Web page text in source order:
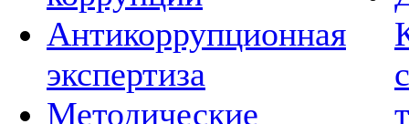
Антикоррупционная
экспертиза
Методические